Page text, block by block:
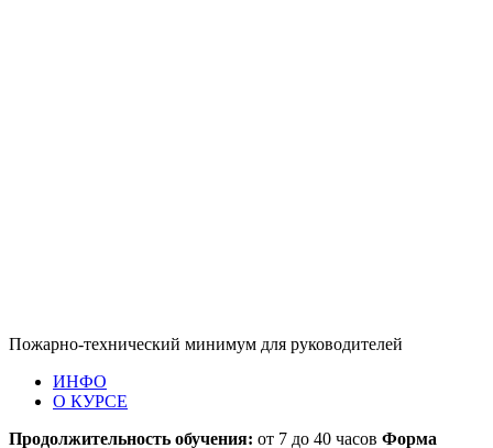
Пожарно-технический минимум для руководителей
ИНФО
О КУРСЕ
Продолжительность обучения: от 7 до 40 часов Форма